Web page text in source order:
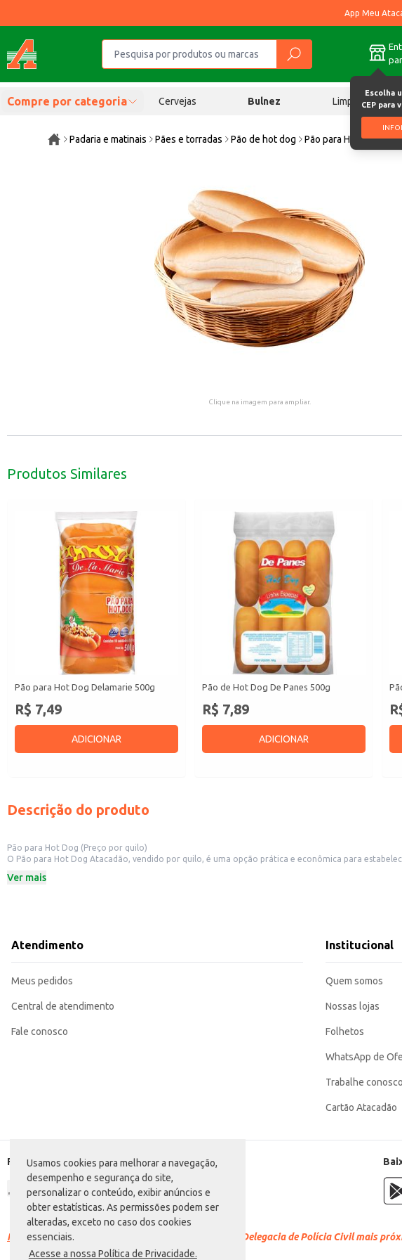
Usamos cookies para melhorar a navegação,
desempenho e segurança do site,
personalizar o conteúdo, exibir anúncios e
obter estatísticas. As permissões podem ser
alteradas, exceto no caso dos cookies
essenciais.
Acesse a nossa Política de Privacidade.
App Meu
Escolha
CEP para
Compre por categoria Cervejas Bulnez Limpeza
Padaria e matinais Pães e torradas Pão de hot dog Pão para Hot Dog kg
Clique na imagem para ampliar.
Produtos Similares
Pão para Hot Dog Delamarie 500g
R$ 7,49
ADICIONAR
Pão de Hot Dog De Panes 500g
R$ 7,89
ADICIONAR
Descrição do produto
Pão para Hot Dog (Preço por quilo)
O Pão para Hot Dog Atacadão, vendido por quilo, é uma opção prática e econômica para
Venda por quilo, otimizando o seu custo.
O Pão para Hot Dog Atacadão oferece praticidade e rendimento, contribuindo para a eficiência do
Ver mais
Atendimento
Meus pedidos
Central de atendimento
Fale conosco
Institucional
Quem somos
Nossas lojas
Folhetos
WhatsApp de
Trabalhe conosco
Cartão Atacadão
Formas de pagamento
Racismo é crime. Denuncie. Disque 100 ou procure a Delegacia de Polícia Civil mais